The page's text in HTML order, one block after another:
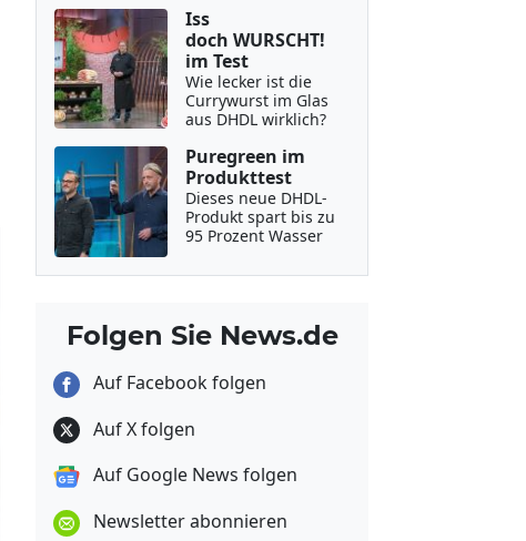
Iss
doch WURSCHT!
im Test
Wie lecker ist die
Currywurst im Glas
aus DHDL wirklich?
Puregreen im
Produkttest
Dieses neue DHDL-
Produkt spart bis zu
95 Prozent Wasser
Folgen Sie News.de
Auf Facebook folgen
Auf X folgen
Auf Google News folgen
Newsletter abonnieren